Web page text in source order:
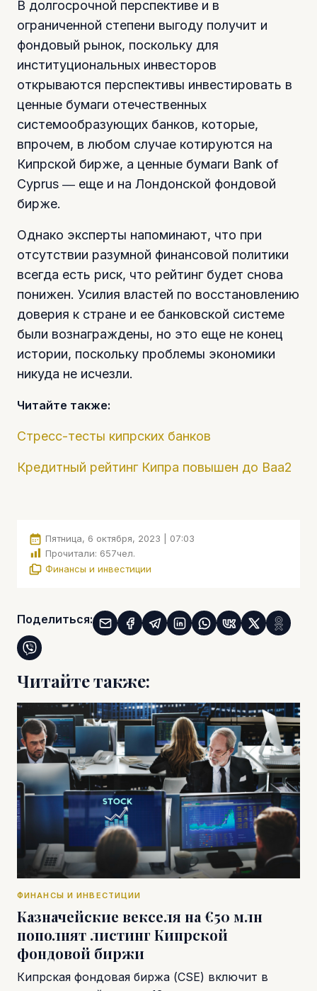
В долгосрочной перспективе и в
ограниченной степени выгоду получит и
фондовый рынок, поскольку для
институциональных инвесторов
открываются перспективы инвестировать в
ценные бумаги отечественных
системообразующих банков, которые,
впрочем, в любом случае котируются на
Кипрской бирже, а ценные бумаги Bank of
Cyprus ― еще и на Лондонской фондовой
бирже.
Однако эксперты напоминают, что при
отсутствии разумной финансовой политики
всегда есть риск, что рейтинг будет снова
понижен. Усилия властей по восстановлению
доверия к стране и ее банковской системе
были вознаграждены, но это еще не конец
истории, поскольку проблемы экономики
никуда не исчезли.
Читайте также:
Стресс-тесты кипрских банков
Кредитный рейтинг Кипра повышен до Baa2
Пятница, 6 октября, 2023 | 07:03
Прочитали: 657чел.
Финансы и инвестиции
Поделиться:
Читайте также:
ФИНАНСЫ И ИНВЕСТИЦИИ
Казначейские векселя на €50 млн
пополнят листинг Кипрской
фондовой биржи
Кипрская фондовая биржа (CSE) включит в